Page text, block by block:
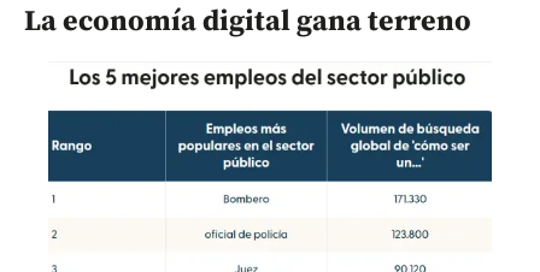
La economía digital gana terreno